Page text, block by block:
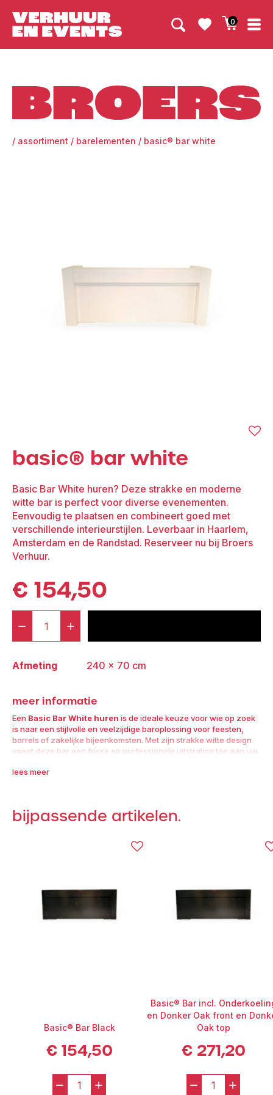
0
/ assortiment / barelementen / basic® bar white
basic® bar white
Basic Bar White huren? Deze strakke en moderne
witte bar is perfect voor diverse evenementen.
Eenvoudig te plaatsen en combineert goed met
verschillende interieurstijlen. Leverbaar in Haarlem,
Amsterdam en de Randstad. Reserveer nu bij Broers
Verhuur.​
€ 154,50
-
Basic®
White
+
Afmeting 240 × 70 cm
meer informatie
Een Basic Bar White huren is de ideale keuze voor wie op zoek
is naar een stijlvolle en veelzijdige baroplossing voor feesten,
borrels of zakelijke bijeenkomsten. Met zijn strakke witte design
voegt deze bar een frisse en professionele uitstraling toe aan uw
binnen verschillende interieurstijlen en evenementthema’s.​
Bij Broers Verhuur wordt de Basic Bar White schoon en
gebruiksklaar geleverd. Voor een complete barervaring kunt u de
Waarom een Basic Bar White huren bij Broers Verhuur?
Stijlvol wit design voor een frisse uitstraling​
Maak uw evenement compleet met onze aanvullende
verhuurartikelen, zoals statafels, barkrukken en glaswerk.
Basic
? Broers Verhuur staat garant voor kwaliteit en
service, zodat uw feest een succes wordt.
lees meer
bijpassende artikelen.
Basic® Bar Black
€154,50
- +
Basic® Bar incl.
en Donker Oak front en
Oak top
€271,20
- +